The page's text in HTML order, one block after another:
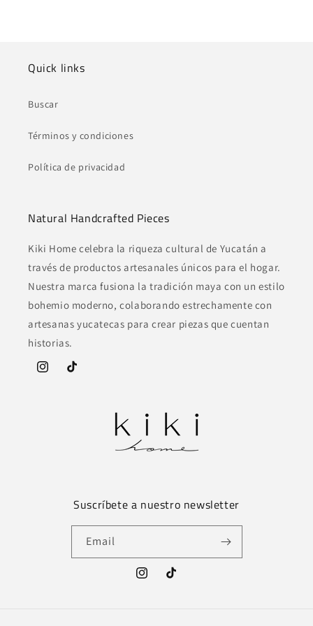
Quick links
Buscar
Términos y condiciones
Política de privacidad
Natural Handcrafted Pieces
Kiki Home celebra la riqueza cultural de Yucatán a
través de productos artesanales únicos para el hogar.
Nuestra marca fusiona la tradición maya con un estilo
bohemio moderno, colaborando estrechamente con
artesanas yucatecas para crear piezas que cuentan
historias.
InstagramTikTok
Suscríbete a nuestro newsletter
Email
InstagramTikTok